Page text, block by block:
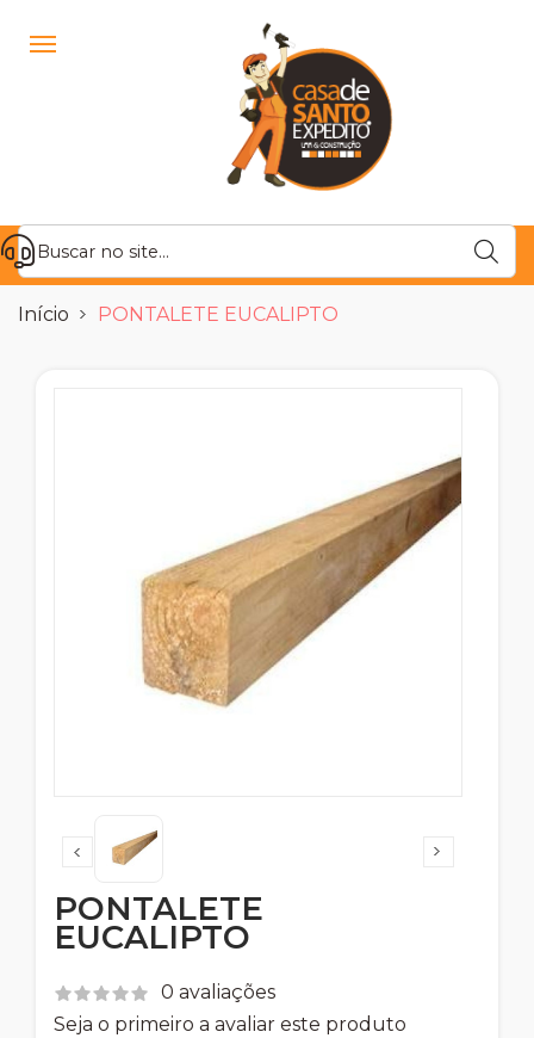
Início PONTALETE EUCALIPTO
PONTALETE
EUCALIPTO
0 avaliações
Seja o primeiro a avaliar este produto